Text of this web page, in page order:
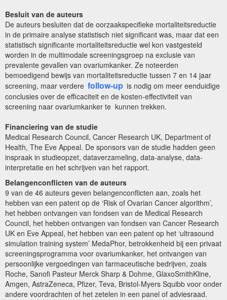
Besluit van de auteurs
De auteurs besluiten dat de oorzaakspecifieke mortaliteitsreductie
in de primaire analyse statistisch niet significant was, maar dat een
statistisch significante mortaliteitsreductie wel kon vastgesteld
worden in de multimodale screeningsgroep na exclusie van
prevalente gevallen van ovariumkanker. Ze noteerden
bemoedigend bewijs van mortaliteitsreductie tussen 7 en 14 jaar
screening, maar verdere follow-up is nodig om meer eenduidige
conclusies over de efficaciteit en de kosten-effectiviteit van
screening naar ovariumkanker te kunnen trekken.
Financiering van de studie
Medical Research Council, Cancer Research UK, Department of
Health, The Eve Appeal. De sponsors van de studie hadden geen
inspraak in studieopzet, dataverzameling, data-analyse, data-
interpretatie en het schrijven van het rapport.
Belangenconflicten van de auteurs
9 van de 46 auteurs geven belangenconflicten aan, zoals het
hebben van een patent op de ‘Risk of Ovarian Cancer algorithm’,
het hebben ontvangen van fondsen van de Medical Research
Council, het hebben ontvangen van fondsen van Cancer Research
UK en Eve Appeal, het hebben van een patent op het ‘ultrasound
simulation training system’ MedaPhor, betrokkenheid bij een privaat
screeningsprogramma voor ovariumkanker, het ontvangen van
persoonlijke vergoedingen van farmaceutische bedrijven, zoals
Roche, Sanofi Pasteur Merck Sharp & Dohme, GlaxoSmithKline,
Amgen, AstraZeneca, Pfizer, Teva, Bristol-Myers Squibb voor onder
andere voordrachten of het zetelen in een panel of adviesraad.